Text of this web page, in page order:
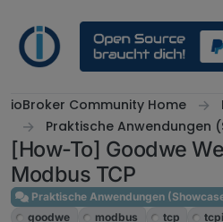
ioBroker Community Home
Praktische Anwendungen
[How-To] Goodwe
Modbus TCP
Praktische Anwendungen
goodwe
modbus tcp